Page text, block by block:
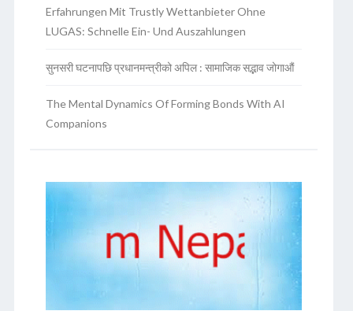
Erfahrungen Mit Trustly Wettanbieter Ohne
LUGAS: Schnelle Ein- Und Auszahlungen
सुनसरी घटनापछि प्रधानमन्त्रीको अपिल : सामाजिक सद्भाव जोगाऔं
The Mental Dynamics Of Forming Bonds With AI
Companions